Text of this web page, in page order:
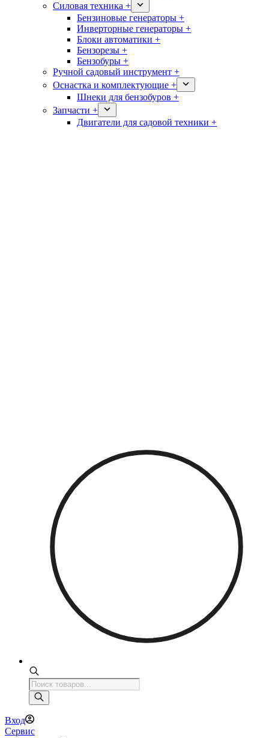
Силовая техника +
Бензиновые генераторы +
Инверторные генераторы +
Блоки автоматики +
Бензорезы +
Бензобуры +
Ручной садовый инструмент +
Оснастка и комплектующие +
Шнеки для бензобуров +
Запчасти +
Двигатели для садовой техники +
Поиск
товаров
Вход
Сервис